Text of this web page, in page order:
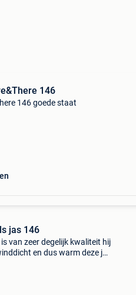
146
146 goede staat
jas 146
van zeer degelijk kwaliteit hij
en dus warm deze jas